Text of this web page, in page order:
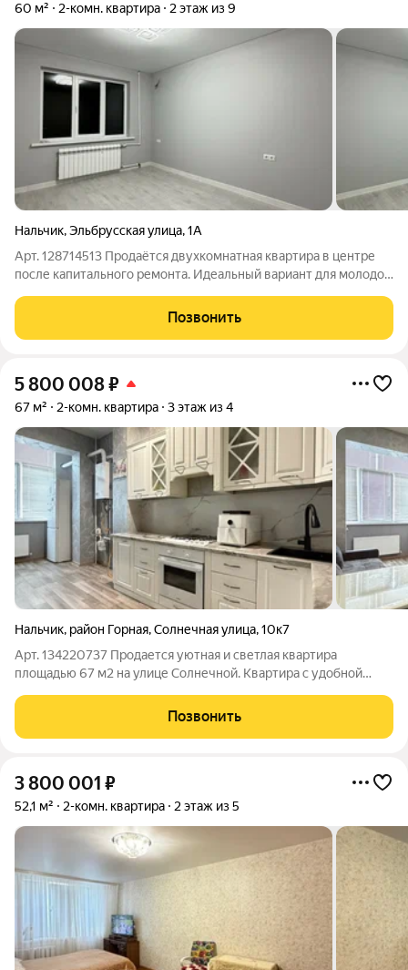
60 м² 2-комн. квартира 2 этаж из 9
Нальчик,Эльбрусская улица,1А
Арт. 128714513 Продаётся двухкомнатная квартира в центре
после капитального ремонта. Идеальный вариант для молодой
гипсовая штукатурка покраска стен, всё из качественного
материала. Балкон
Позвонить
5 800 008₽
67 м² 2-комн. квартира 3 этаж из 4
Нальчик, район Горная,Солнечная улица,10к7
Арт. 134220737 Продается уютная и светлая квартира
площадью 67 м2 на улице Солнечной. Квартира с удобной
максимально комфортно. Просторная комната, кухня, санузел
и прихожая создают приятную и
Позвонить
3 800 001 ₽
52,1 м² 2-комн. квартира 2 этаж из 5